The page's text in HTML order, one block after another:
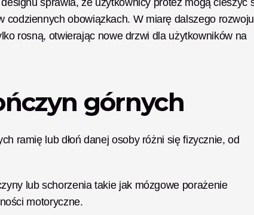
sprawia, że użytkownicy protez mogą cieszyć
obowiązkach. W miarę dalszego rozwoju
rosną, otwierając nowe drzwi dla użytkowników na
górnych
ramię lub dłoń danej osoby różni się fizycznie, od
lub schorzenia takie jak mózgowe porażenie
motoryczne.